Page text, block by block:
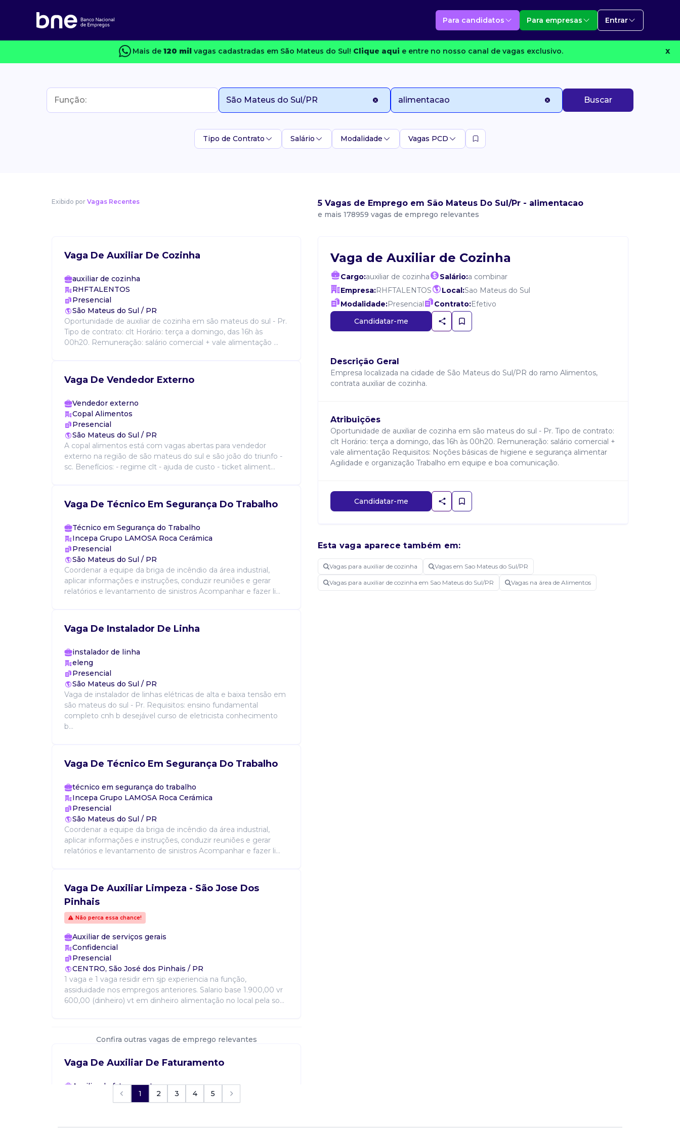
Para candidatos Para empresas Entrar
Mais de 120 milvagas cadastradas em São Mateus do Sul! Clique aqui e entre no nosso canal de vagas exclusivo. X
Buscar
Tipo de Contrato Salário Modalidade Vagas PCD
Exibido por Vagas Recentes 5 Vagas de Emprego em São Mateus Do Sul/Pr - alimentacao
e mais 178959 vagas de emprego relevantes
Vaga De Auxiliar De Cozinha
auxiliar de cozinha
RHFTALENTOS
Presencial
São Mateus do Sul / PR
Oportunidade de auxiliar de cozinha em são mateus do sul - Pr.
Tipo de contrato: clt Horário: terça a domingo, das 16h às
00h20. Remuneração: salário comercial + vale alimentação ...
Vaga De Vendedor Externo
Vendedor externo
Copal Alimentos
Presencial
São Mateus do Sul / PR
A copal alimentos está com vagas abertas para vendedor
externo na região de são mateus do sul e são joão do triunfo -
sc. Benefícios: - regime clt - ajuda de custo - ticket aliment...
Vaga De Técnico Em Segurança Do Trabalho
Técnico em Segurança do Trabalho
Incepa Grupo LAMOSA Roca Cerámica
Presencial
São Mateus do Sul / PR
Coordenar a equipe da briga de incêndio da área industrial,
aplicar informações e instruções, conduzir reuniões e gerar
relatórios e levantamento de sinistros Acompanhar e fazer li...
Vaga De Instalador De Linha
instalador de linha
eleng
Presencial
São Mateus do Sul / PR
Vaga de instalador de linhas elétricas de alta e baixa tensão em
são mateus do sul - Pr. Requisitos: ensino fundamental
completo cnh b desejável curso de eletricista conhecimento
b...
Vaga De Técnico Em Segurança Do Trabalho
técnico em segurança do trabalho
Incepa Grupo LAMOSA Roca Cerámica
Presencial
São Mateus do Sul / PR
Coordenar a equipe da briga de incêndio da área industrial,
aplicar informações e instruções, conduzir reuniões e gerar
relatórios e levantamento de sinistros Acompanhar e fazer li...
Vaga De Auxiliar Limpeza - São Jose Dos
Pinhais
Não perca essa chance!
Auxiliar de serviços gerais
Confidencial
Presencial
CENTRO, São José dos Pinhais / PR
1 vaga e 1 vaga residir em sjp experiencia na função,
assiduidade nos empregos anteriores. Salario base 1.900,00 vr
600,00 (dinheiro) vt em dinheiro alimentação no local pela so...
Confira outras vagas de emprego relevantes
Vaga De Auxiliar De Faturamento
Auxiliar de faturamento
Realizar emissão e conferência de notas fiscais de saída,
1 2 3 4 5
Vaga de Auxiliar de Cozinha
Cargo:auxiliar de cozinha Salário:a combinar
Empresa:RHFTALENTOS Local:Sao Mateus do Sul
Modalidade:Presencial Contrato:Efetivo
Candidatar-me
Descrição Geral
Empresa localizada na cidade de São Mateus do Sul/PR do ramo Alimentos,
contrata auxiliar de cozinha.
Atribuições
Oportunidade de auxiliar de cozinha em são mateus do sul - Pr. Tipo de contrato:
clt Horário: terça a domingo, das 16h às 00h20. Remuneração: salário comercial +
vale alimentação Requisitos: Noções básicas de higiene e segurança alimentar
Agilidade e organização Trabalho em equipe e boa comunicação.
Candidatar-me
Esta vaga aparece também em:
Vagas para auxiliar de cozinha Vagas em Sao Mateus do Sul/PR
Vagas para auxiliar de cozinha em Sao Mateus do Sul/PR Vagas na área de Alimentos